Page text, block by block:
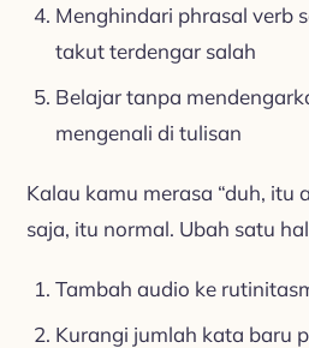
Menghindari phrasal verb
takut terdengar salah
Belajar tanpa
mengenali di tulisan
Kalau kamu merasa “duh, itu
saja, itu normal. Ubah satu
Tambah audio ke
Kurangi jumlah kata baru